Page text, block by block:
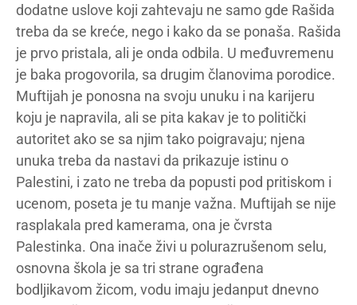
dodatne uslove koji zahtevaju ne samo gde Rašida
treba da se kreće, nego i kako da se ponaša. Rašida
je prvo pristala, ali je onda odbila. U međuvremenu
je baka progovorila, sa drugim članovima porodice.
Muftijah je ponosna na svoju unuku i na karijeru
koju je napravila, ali se pita kakav je to politički
autoritet ako se sa njim tako poigravaju; njena
unuka treba da nastavi da prikazuje istinu o
Palestini, i zato ne treba da popusti pod pritiskom i
ucenom, poseta je tu manje važna. Muftijah se nije
rasplakala pred kamerama, ona je čvrsta
Palestinka. Ona inače živi u polurazrušenom selu,
osnovna škola je sa tri strane ograđena
bodljikavom žicom, vodu imaju jedanput dnevno